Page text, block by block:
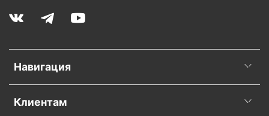
Навигация
Клиентам